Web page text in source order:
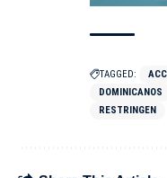
TAGGED:
DOMINICANOS
RESTRINGEN